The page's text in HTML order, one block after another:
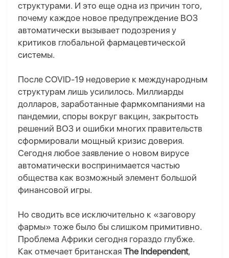
структурами. И это еще одна из причин того,
почему каждое новое предупреждение ВОЗ
автоматически вызывает подозрения у
критиков глобальной фармацевтической
системы.
После COVID-19 недоверие к международным
структурам лишь усилилось. Миллиарды
долларов, заработанные фармкомпаниями на
пандемии, споры вокруг вакцин, закрытость
решений ВОЗ и ошибки многих правительств
сформировали мощный кризис доверия.
Сегодня любое заявление о новом вирусе
автоматически воспринимается частью
общества как возможный элемент большой
финансовой игры.
Но сводить все исключительно к «заговору
фармы» тоже было бы слишком примитивно.
Проблема Африки сегодня гораздо глубже.
Как отмечает британская The Independent,